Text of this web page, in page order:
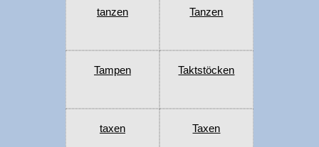
tanzen Tanzen
Tampen Taktstöcken
taxen Taxen